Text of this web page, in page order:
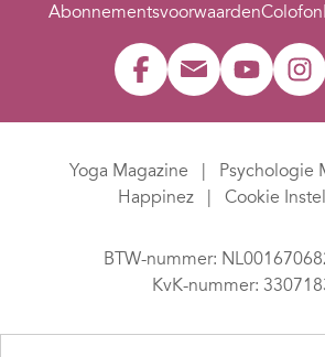
AbonnementsvoorwaardenColofon
Yoga Magazine
Psychologie
Happinez
Cookie
BTW-nummer:
KvK-nummer: